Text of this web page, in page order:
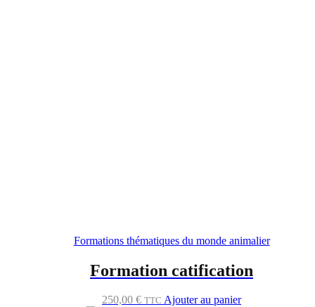
Formations thématiques du monde animalier
Formation catification
250,00 € TTC Ajouter au panier